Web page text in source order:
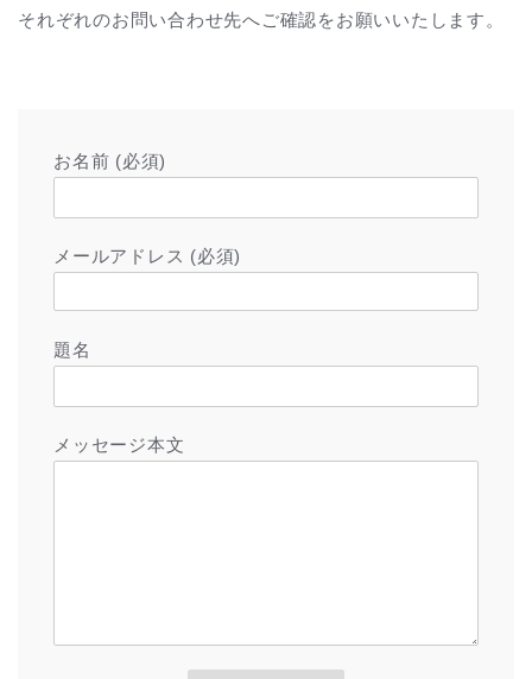
それぞれのお問い合わせ先へご確認をお願いいたします。
お名前 (必須)
メールアドレス (必須)
題名
メッセージ本文